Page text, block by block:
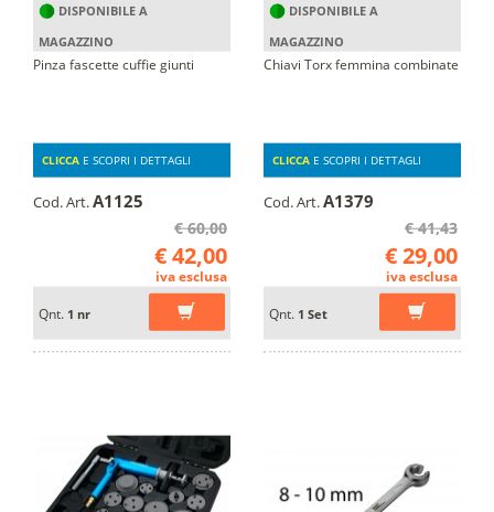
DISPONIBILE A
MAGAZZINO
Pinza fascette cuffie giunti
CLICCA E SCOPRI I DETTAGLI
Cod. Art.A1125
€ 60,00
€ 42,00
iva esclusa
Qnt. 1 nr
DISPONIBILE A
MAGAZZINO
Chiavi Torx femmina combinate
CLICCA E SCOPRI I DETTAGLI
Cod. Art.A1379
€ 41,43
€ 29,00
iva esclusa
Qnt. 1 Set